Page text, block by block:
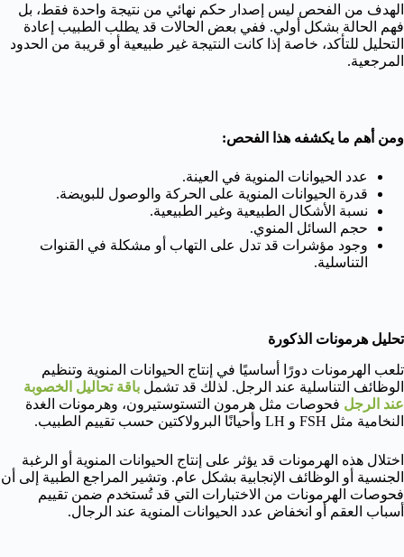
الهدف من الفحص ليس إصدار حكم نهائي من نتيجة واحدة فقط، بل
فهم الحالة بشكل أولي. ففي بعض الحالات قد يطلب الطبيب إعادة
التحليل للتأكد، خاصة إذا كانت النتيجة غير طبيعية أو قريبة من الحدود
المرجعية.
ومن أهم ما يكشفه هذا الفحص:
عدد الحيوانات المنوية في العينة.
قدرة الحيوانات المنوية على الحركة والوصول للبويضة.
نسبة الأشكال الطبيعية وغير الطبيعية.
حجم السائل المنوي.
وجود مؤشرات قد تدل على التهاب أو مشكلة في القنوات
التناسلية.
تحليل هرمونات الذكورة
تلعب الهرمونات دورًا أساسيًا في إنتاج الحيوانات المنوية وتنظيم
الوظائف التناسلية عند الرجل. لذلك قد تشمل باقة تحاليل الخصوبة
عند الرجل فحوصات مثل هرمون التستوستيرون، وهرمونات الغدة
النخامية مثل FSH و LH وأحيانًا البرولاكتين حسب تقييم الطبيب.
اختلال هذه الهرمونات قد يؤثر على إنتاج الحيوانات المنوية أو الرغبة
الجنسية أو الوظائف الإنجابية بشكل عام. وتشير المراجع الطبية إلى أن
فحوصات الهرمونات من الاختبارات التي قد تُستخدم ضمن تقييم
أسباب العقم أو انخفاض عدد الحيوانات المنوية عند الرجال.